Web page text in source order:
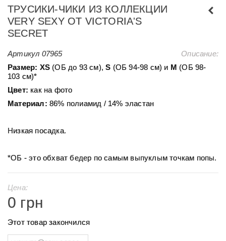
ТРУСИКИ-ЧИКИ ИЗ КОЛЛЕКЦИИ
VERY SEXY ОТ VICTORIA'S
SECRET
Артикул 07965
Описание:
Размер: ХS (ОБ до 93 см),S (ОБ 94-98 см) и М (ОБ 98-
103 см)*
Цвет: как на фото
Материал: 86% полиамид / 14% эластан
Низкая посадка.
*ОБ - это обхват бедер по самым выпуклым точкам попы.
Цена:
0 грн
Этот товар закончился